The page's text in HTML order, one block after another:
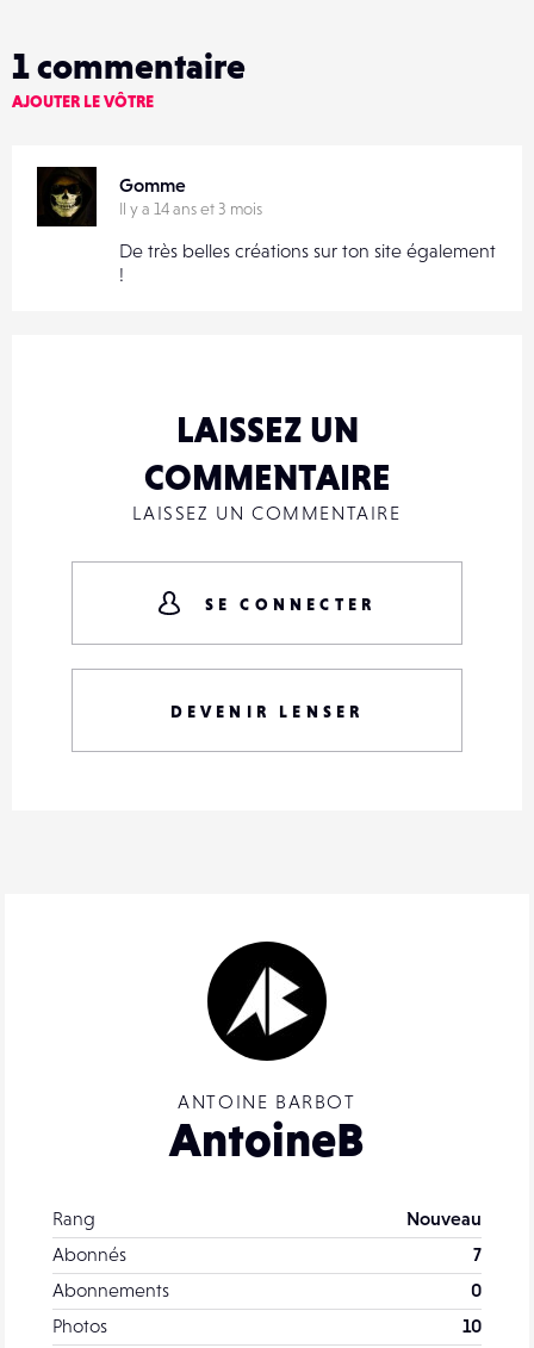
ANTOINE BARBOT
AntoineB
Rang
Nouveau
Abonnés
7
Abonnements
0
Photos
10
1commentaire
AJOUTER LE VÔTRE
Gomme
Il y a 14 ans et 3 mois
De très belles créations sur ton site également
!
LAISSEZ UN
COMMENTAIRE
LAISSEZ UN COMMENTAIRE
SE CONNECTER
DEVENIR LENSER